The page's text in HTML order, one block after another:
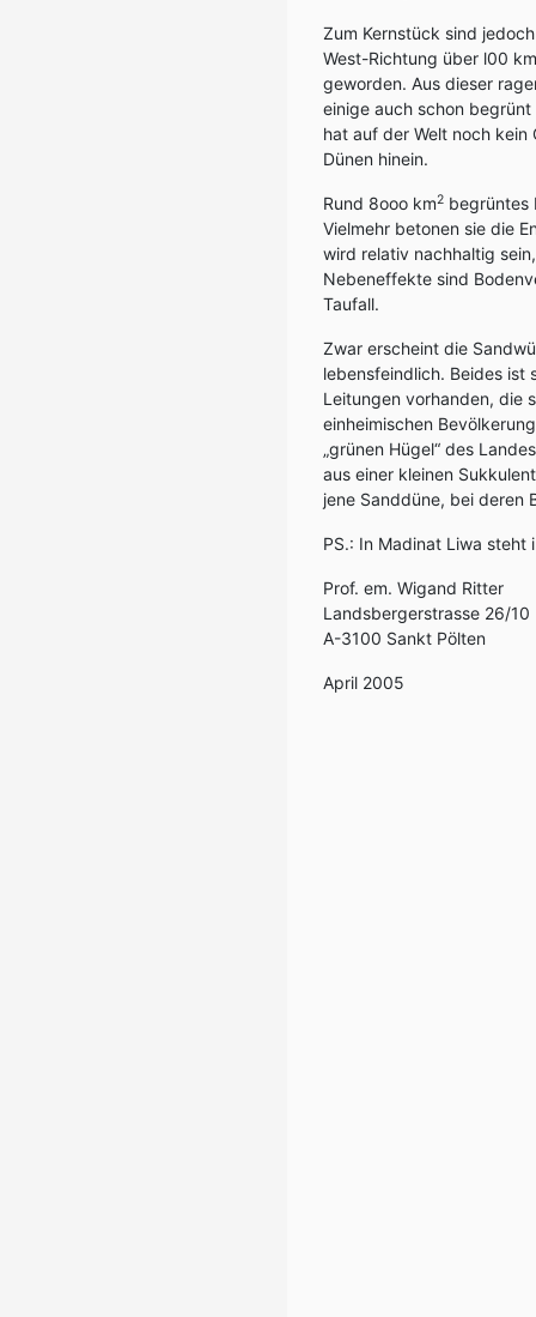
Zum Kernstück sind
West-Richtung über l00
geworden. Aus dieser
einige auch schon
hat auf der Welt noch
Dünen hinein.
Rund 8ooo km2 begrüntes
Vielmehr betonen sie die
wird relativ nachhaltig
Nebeneffekte sind
Taufall.
Zwar erscheint die
lebensfeindlich. Beides ist
Leitungen vorhanden, die
einheimischen
„grünen Hügel“ des
aus einer kleinen
jene Sanddüne, bei deren
PS.: In Madinat Liwa steht
Prof. em. Wigand Ritter
Landsbergerstrasse 26/10
A-3100 Sankt Pölten
April 2005